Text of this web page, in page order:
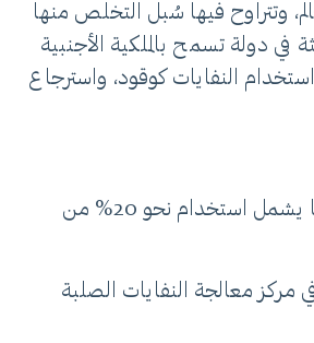
وشمال إفريقيا. تُنتج هذه المنطقة نحو 6% من مجمل نفايات العالم، وتتراوح فيها سُبل التخلص منها
في دولة تسمح بالملكية الأجنبية
النفايات كوقود، واسترجاع
– يُشجع البرنامج المتكامل لفرز وإعادة تدوير النفايات واستراتيجية التنمية الوطنية الثانية في قطر تبني تقنيات إعادة التدوير، بما يشمل استخدام نحو 20% من
البرنامج، أكثر من 30 ميغاوات من الكهرباء في مركز معالجة النفايات الصلبة